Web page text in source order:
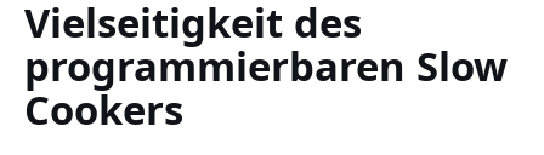
Vielseitigkeit des
programmierbaren Slow
Cookers